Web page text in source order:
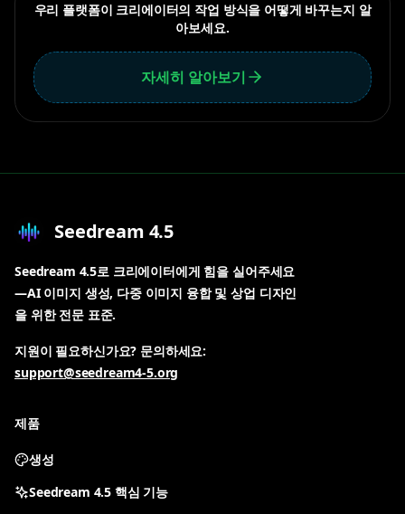
우리 플랫폼이 크리에이터의 작업 방식을 어떻게 바꾸는지 알
아보세요.
자세히 알아보기
Seedream 4.5
Seedream 4.5로 크리에이터에게 힘을 실어주세요
—AI 이미지 생성, 다중 이미지 융합 및 상업 디자인
을 위한 전문 표준.
지원이 필요하신가요? 문의하세요:
support@seedream4-5.org
제품
생성
Seedream 4.5 핵심 기능